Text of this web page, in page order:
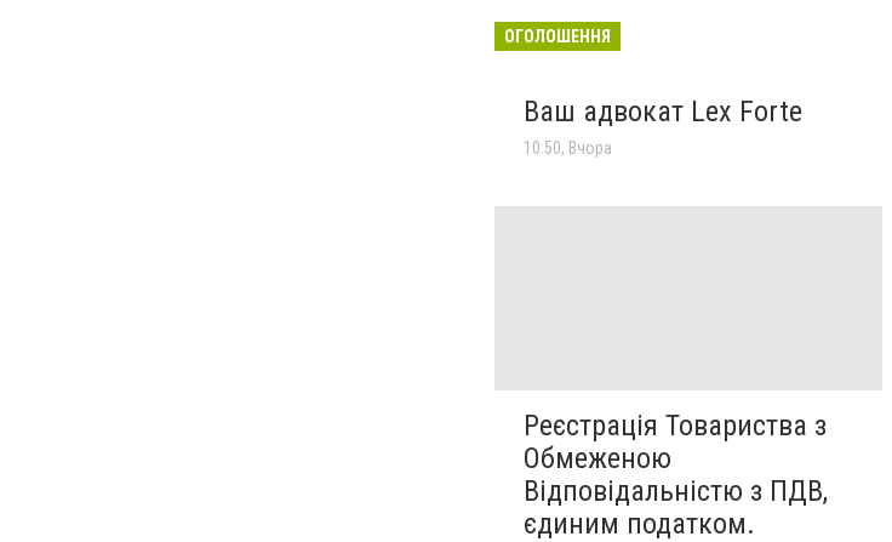
ОГОЛОШЕННЯ
Ваш адвокат Lex Forte
10:50, Вчора
Реєстрація Товариства з
Обмеженою
Відповідальністю з ПДВ,
єдиним податком.